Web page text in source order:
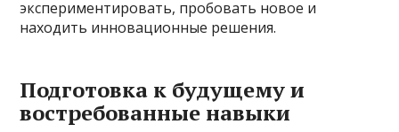
экспериментировать, пробовать новое и
находить инновационные решения.
Подготовка к будущему и
востребованные навыки